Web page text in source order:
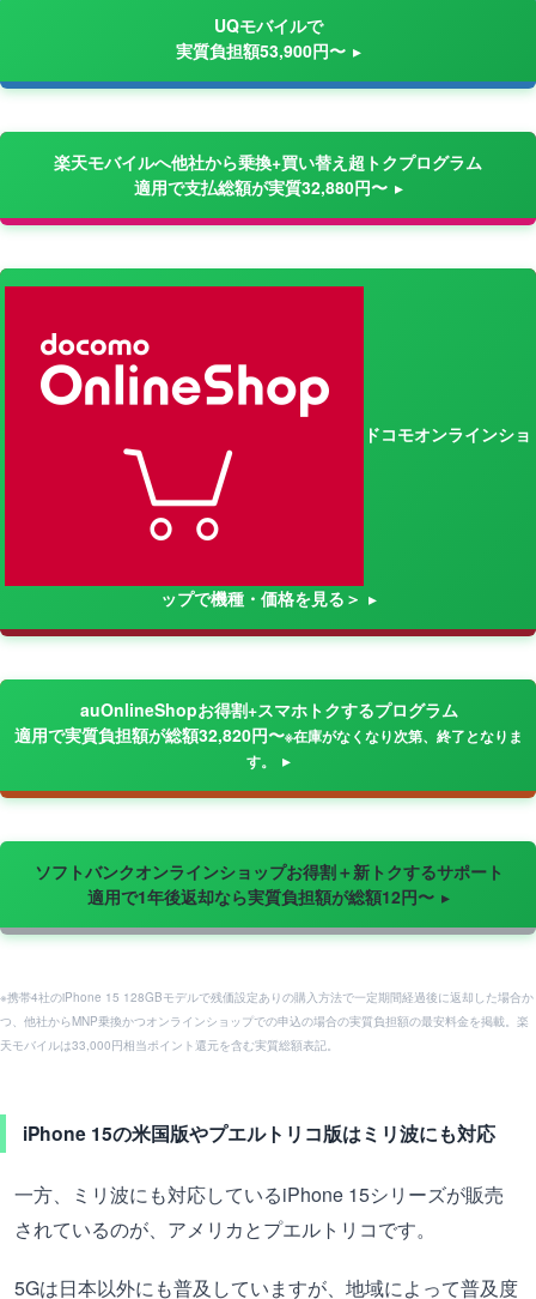
UQモバイルで
実質負担額53,900円〜
楽天モバイルへ他社から乗換+買い替え超トクプログラム
適用で支払総額が実質32,880円〜
ドコモオンラインショ
ップで機種・価格を見る＞
auOnlineShopお得割+スマホトクするプログラム
適用で実質負担額が総額32,820円〜※在庫がなくなり次第、終了となりま
す。
ソフトバンクオンラインショップお得割＋新トクするサポート
適用で1年後返却なら実質負担額が総額12円〜
※携帯4社のiPhone 15 128GBモデルで残価設定ありの購入方法で一定期間経過後に返却した場合か
つ、他社からMNP乗換かつオンラインショップでの申込の場合の実質負担額の最安料金を掲載。楽
天モバイルは33,000円相当ポイント還元を含む実質総額表記。
iPhone 15の米国版やプエルトリコ版はミリ波にも対応
一方、ミリ波にも対応しているiPhone 15シリーズが販売
されているのが、アメリカとプエルトリコです。
5Gは日本以外にも普及していますが、地域によって普及度